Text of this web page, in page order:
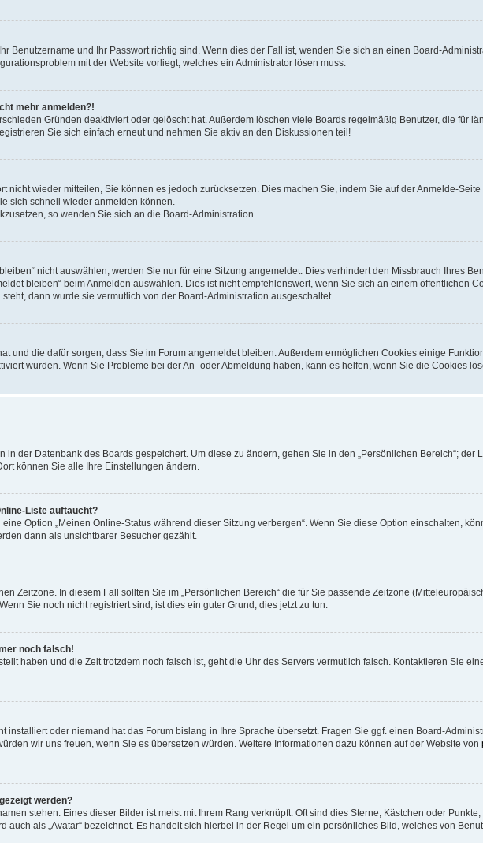
Benutzername und Ihr Passwort richtig sind. Wenn dies der Fall ist, wenden Sie sich an einen Board-
mit der Website vorliegt, welches ein Administrator lösen muss.
mehr anmelden?!
Gründen deaktiviert oder gelöscht hat. Außerdem löschen viele Boards regelmäßig Benutzer, die für
Sie sich einfach erneut und nehmen Sie aktiv an den Diskussionen teil!
nicht wieder mitteilen, Sie können es jedoch zurücksetzen. Dies machen Sie, indem Sie auf der Anmelde-
sich schnell wieder anmelden können.
so wenden Sie sich an die Board-Administration.
nicht auswählen, werden Sie nur für eine Sitzung angemeldet. Dies verhindert den Missbrauch Ihres
bleiben“ beim Anmelden auswählen. Dies ist nicht empfehlenswert, wenn Sie sich an einem öffentlichen
dann wurde sie vermutlich von der Board-Administration ausgeschaltet.
und die dafür sorgen, dass Sie im Forum angemeldet bleiben. Außerdem ermöglichen Cookies einige
wurden. Wenn Sie Probleme bei der An- oder Abmeldung haben, kann es helfen, wenn Sie die Cookies
der Datenbank des Boards gespeichert. Um diese zu ändern, gehen Sie in den „Persönlichen Bereich“; der
können Sie alle Ihre Einstellungen ändern.
Liste auftaucht?
Option „Meinen Online-Status während dieser Sitzung verbergen“. Wenn Sie diese Option einschalten,
dann als unsichtbarer Besucher gezählt.
Zeitzone. In diesem Fall sollten Sie im „Persönlichen Bereich“ die für Sie passende Zeitzone
Sie noch nicht registriert sind, ist dies ein guter Grund, dies jetzt zu tun.
noch falsch!
haben und die Zeit trotzdem noch falsch ist, geht die Uhr des Servers vermutlich falsch. Kontaktieren Sie
installiert oder niemand hat das Forum bislang in Ihre Sprache übersetzt. Fragen Sie ggf. einen Board-
wir uns freuen, wenn Sie es übersetzen würden. Weitere Informationen dazu können auf der Website von
werden?
stehen. Eines dieser Bilder ist meist mit Ihrem Rang verknüpft: Oft sind dies Sterne, Kästchen oder
auch als „Avatar“ bezeichnet. Es handelt sich hierbei in der Regel um ein persönliches Bild, welches von